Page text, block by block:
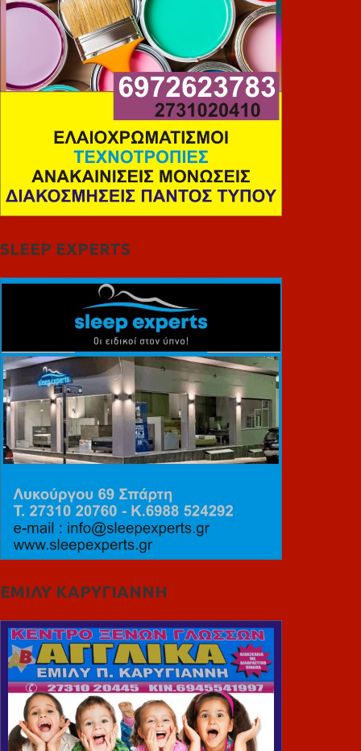
SLEEP EXPERTS
ΕΜΙΛΥ ΚΑΡΥΓΙΑΝΝΗ